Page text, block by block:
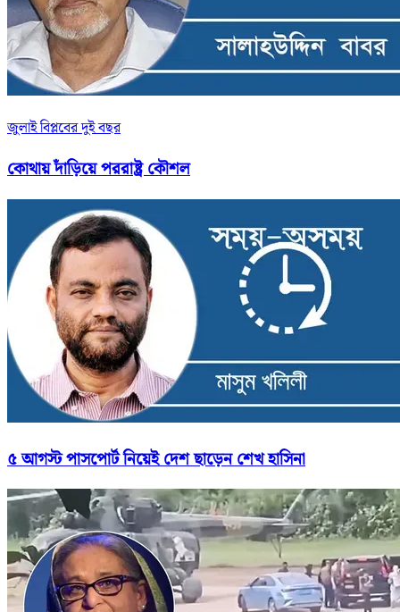
জুলাই বিপ্লবের দুই বছর
কোথায় দাঁড়িয়ে পররাষ্ট্র কৌশল
৫ আগস্ট পাসপোর্ট নিয়েই দেশ ছাড়েন শেখ হাসিনা